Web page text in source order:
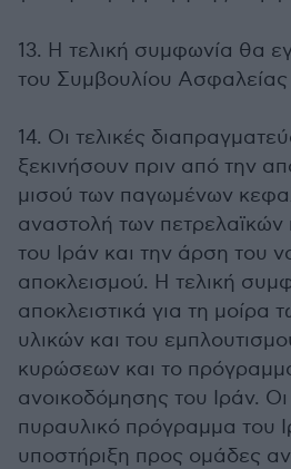
13. Η τελική συμφωνία θα
του Συμβουλίου
14. Οι τελικές
ξεκινήσουν πριν από την
μισού των παγωμένων
αναστολή των
του Ιράν και την άρση του
αποκλεισμού. Η τελική
αποκλειστικά για τη μοίρα
υλικών και του
κυρώσεων και το
ανοικοδόμησης του Ιράν.
πυραυλικό πρόγραμμα του
υποστήριξη προς ομάδες